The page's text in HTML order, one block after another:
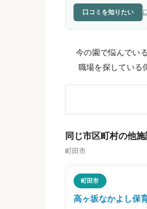
口コミを知りたい
今の園で悩んでい
職場を探している
ニックネーム
同じ市区町村の他施
町田市
町田市
高ヶ坂なかよし保